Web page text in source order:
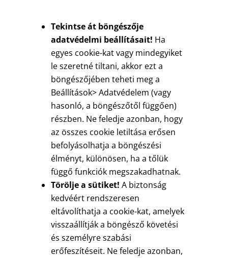
Tekintse át böngészője
adatvédelmi beállításait! Ha
egyes cookie-kat vagy mindegyiket
le szeretné tiltani, akkor ezt a
böngészőjében teheti meg a
Beállítások> Adatvédelem (vagy
hasonló, a böngészőtől függően)
részben. Ne feledje azonban, hogy
az összes cookie letiltása erősen
befolyásolhatja a böngészési
élményt, különösen, ha a tőlük
függő funkciók megszakadhatnak.
Törölje a sütiket!A biztonság
kedvéért rendszeresen
eltávolíthatja a cookie-kat, amelyek
visszaállítják a böngésző követési
és személyre szabási
erőfeszítéseit. Ne feledje azonban,